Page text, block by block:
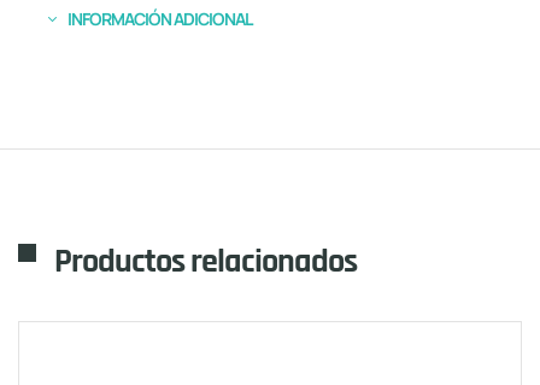
INFORMACIÓN ADICIONAL
Productos relacionados